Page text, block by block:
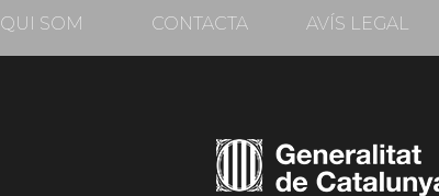
QUI SOM CONTACTA AVÍS LEGAL